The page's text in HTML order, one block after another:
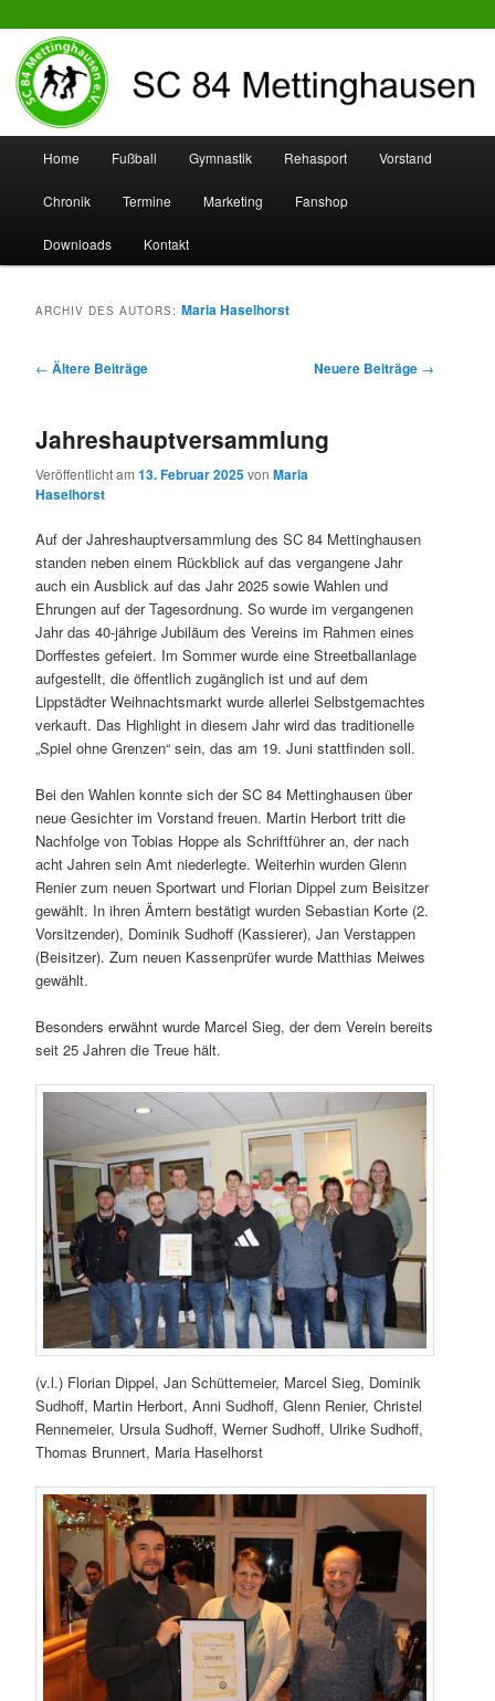
SC 84 Mettinghausen
Zum
Inhalt
wechseln
Zum
sekundären
Inhalt
wechseln
Home Fußball Gymnastik Rehasport Vorstand
Chronik Termine Marketing Fanshop
Downloads Kontakt
ARCHIV DES AUTORS: Maria Haselhorst
Beitrags-
← Ältere Beiträge Neuere Beiträge →
Jahreshauptversammlung
Veröffentlicht am13. Februar 2025vonMaria
Haselhorst
Auf der Jahreshauptversammlung des SC 84 Mettinghausen
standen neben einem Rückblick auf das vergangene Jahr
auch ein Ausblick auf das Jahr 2025 sowie Wahlen und
Ehrungen auf der Tagesordnung. So wurde im vergangenen
Jahr das 40-jährige Jubiläum des Vereins im Rahmen eines
Dorffestes gefeiert. Im Sommer wurde eine Streetballanlage
aufgestellt, die öffentlich zugänglich ist und auf dem
Lippstädter Weihnachtsmarkt wurde allerlei Selbstgemachtes
verkauft. Das Highlight in diesem Jahr wird das traditionelle
„Spiel ohne Grenzen“ sein, das am 19. Juni stattfinden soll.
Bei den Wahlen konnte sich der SC 84 Mettinghausen über
neue Gesichter im Vorstand freuen. Martin Herbort tritt die
Nachfolge von Tobias Hoppe als Schriftführer an, der nach
acht Jahren sein Amt niederlegte. Weiterhin wurden Glenn
Renier zum neuen Sportwart und Florian Dippel zum Beisitzer
gewählt. In ihren Ämtern bestätigt wurden Sebastian Korte (2.
Vorsitzender), Dominik Sudhoff (Kassierer), Jan Verstappen
(Beisitzer). Zum neuen Kassenprüfer wurde Matthias Meiwes
gewählt.
Besonders erwähnt wurde Marcel Sieg, der dem Verein bereits
seit 25 Jahren die Treue hält.
(v.l.) Florian Dippel, Jan Schüttemeier, Marcel Sieg, Dominik
Sudhoff, Martin Herbort, Anni Sudhoff, Glenn Renier, Christel
Rennemeier, Ursula Sudhoff, Werner Sudhoff, Ulrike Sudhoff,
Thomas Brunnert, Maria Haselhorst